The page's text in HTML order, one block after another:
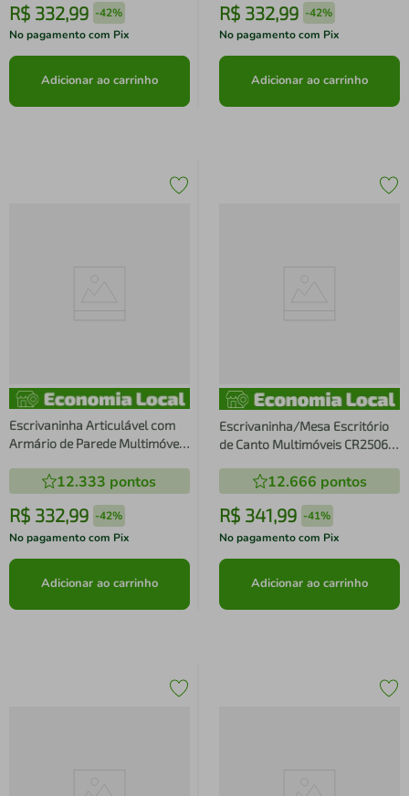
R$ 332,99 -42%
No pagamento com Pix
Adicionar ao carrinho
R$ 332,99 -42%
No pagamento com Pix
Adicionar ao carrinho
Escrivaninha Articulável com
Armário de Parede Multimóveis
12.333 pontos
R$ 332,99 -42%
No pagamento com Pix
Adicionar ao carrinho
Escrivaninha/Mesa Escritório
de Canto Multimóveis CR25064
12.666 pontos
R$ 341,99 -41%
No pagamento com Pix
Adicionar ao carrinho